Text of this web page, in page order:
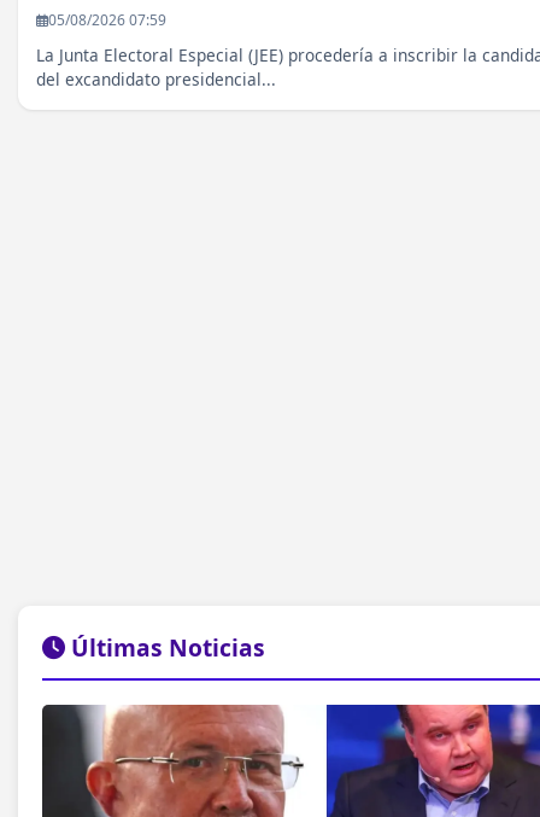
05/08/2026 07:59
La Junta Electoral Especial (JEE) procedería a inscribir la
del excandidato presidencial...
Últimas Noticias